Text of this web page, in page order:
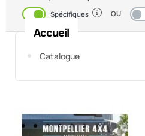
Activé Spécifiques OU
Accueil
Catalogue